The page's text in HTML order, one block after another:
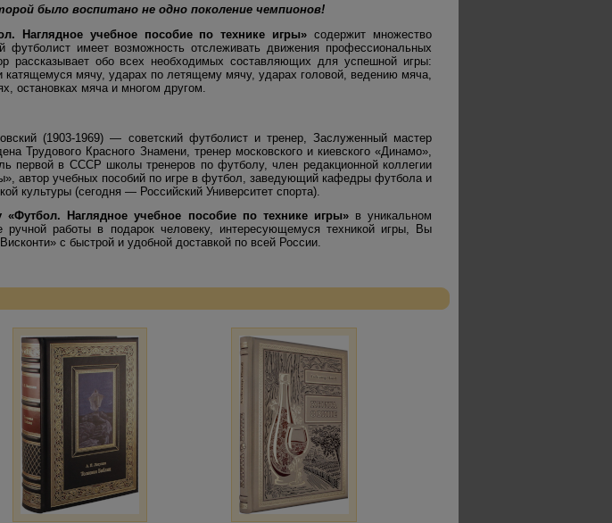
было воспитано не одно поколение чемпионов!
Наглядное учебное пособие по технике игры» содержит множество
имеет возможность отслеживать движения профессиональных
рассказывает обо всех необходимых составляющих для успешной игры:
катящемуся мячу, ударах по летящему мячу, ударах головой, ведению мяча,
остановках мяча и многом другом.
(1903-1969) — советский футболист и тренер, Заслуженный мастер
Трудового Красного Знамени, тренер московского и киевского «Динамо»,
первой в СССР школы тренеров по футболу, член редакционной коллегии
автор учебных пособий по игре в футбол, заведующий кафедры футбола и
культуры (сегодня — Российский Университет спорта).
«Футбол. Наглядное учебное пособие по технике игры»в уникальном
ручной работы в подарок человеку, интересующемуся техникой игры, Вы
с быстрой и удобной доставкой по всей России.